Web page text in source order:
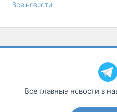
Все новости
Все главные новости в